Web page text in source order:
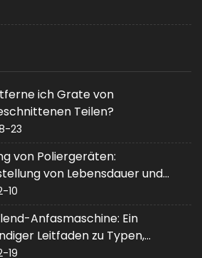
ich Grate von
Teilen?
23
von Poliergeräten:
von Lebensdauer und
10
Anfasmaschine: Ein
Leitfaden zu Typen,
und Kauf
19